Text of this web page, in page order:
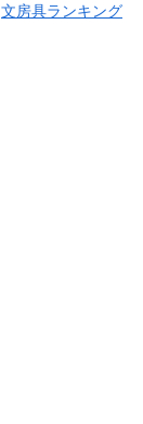
文房具ランキング